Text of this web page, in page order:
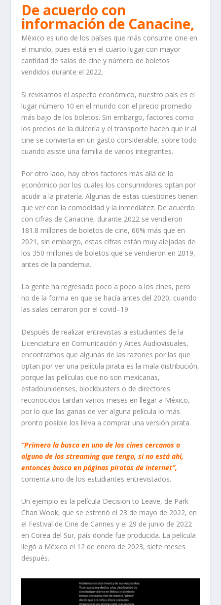
De acuerdo con
información de Canacine,
México es uno de los países que más consume cine en
el mundo, pues está en el cuarto lugar con mayor
cantidad de salas de cine y número de boletos
vendidos durante el 2022.
Si revisamos el aspecto económico, nuestro país es el
lugar número 10 en el mundo con el precio promedio
más bajo de los boletos. Sin embargo, factores como
los precios de la dulcería y el transporte hacen que ir al
cine se convierta en un gasto considerable, sobre todo
cuando asiste una familia de varios integrantes.
Por otro lado, hay otros factores más allá de lo
económico por los cuales los consumidores optan por
acudir a la piratería. Algunas de estas cuestiones tienen
que ver con la comodidad y la inmediatez. De acuerdo
con cifras de Canacine, durante 2022 se vendieron
181.8 millones de boletos de cine, 60% más que en
2021, sin embargo, estas cifras están muy alejadas de
los 350 millones de boletos que se vendieron en 2019,
antes de la pandemia.
La gente ha regresado poco a poco a los cines, pero
no de la forma en que se hacía antes del 2020, cuando
las salas cerraron por el covid–19.
Después de realizar entrevistas a estudiantes de la
Licenciatura en Comunicación y Artes Audiovisuales,
encontramos que algunas de las razones por las que
optan por ver una película pirata es la mala distribución,
porque las películas que no son mexicanas,
estadounidenses, blockbusters o de directores
reconocidos tardan varios meses en llegar a México,
por lo que las ganas de ver alguna película lo más
pronto posible los lleva a comprar una versión pirata.
“Primero la busco en uno de los cines cercanos o
alguno de los streamingque tengo, si no está ahí,
entonces busco en páginas piratas de internet”,
comenta uno de los estudiantes entrevistados.
Un ejemplo es la película Decision to Leave, de Park
Chan Wook, que se estrenó el 23 de mayo de 2022, en
el Festival de Cine de Cannes y el 29 de junio de 2022
en Corea del Sur, país donde fue producida. La película
llegó a México el 12 de enero de 2023, siete meses
después.